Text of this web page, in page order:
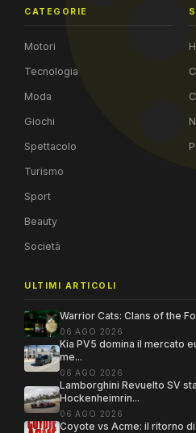
CATEGORIE
Motori
Tecnologia
Moda
Giochi
Spettacolo
Turismo
Sport
Beauty
Società
ULTIMI ARTICOLI
Warrior Cats: Clans of the
06 AGO 2026
Kia PV5 domina il mercato
me...
06 AGO 2026
Lamborghini Revuelto SV
Hockenheimrin...
06 AGO 2026
Coyote vs Acme: il ritorno